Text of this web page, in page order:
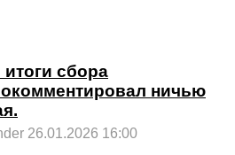
сбора
ничью
26.01.2026 16:00